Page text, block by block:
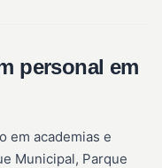
personal em
em academias e
Municipal, Parque